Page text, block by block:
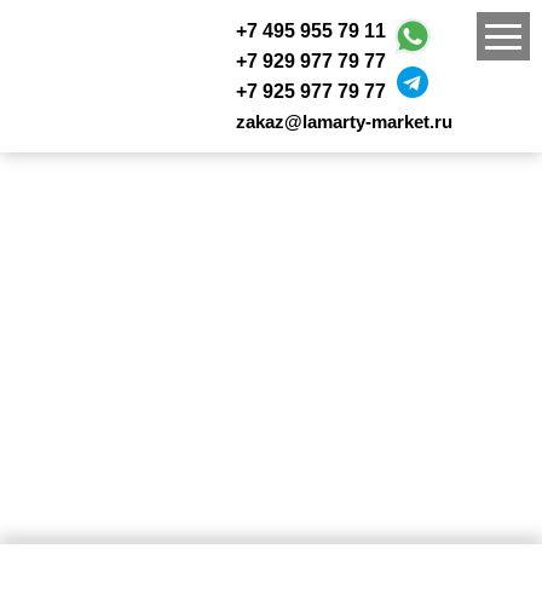
+7 495 955 79 11
+7 929 977 79 77
+7 925 977 79 77
zakaz@lamarty-market.ru